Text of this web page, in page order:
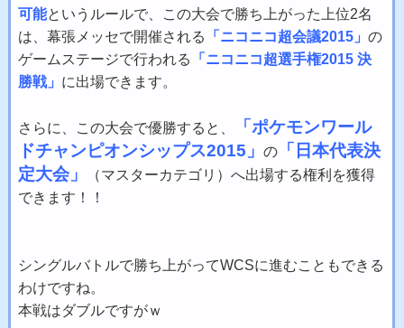
可能というルールで、この大会で勝ち上がった上位2名
は、幕張メッセで開催される
「ニコニコ超会議2015」の
ゲームステージで行われる
「ニコニコ超選手権2015 決
勝戦」 に出場できます。
さらに、この大会で優勝すると、
「ポケモンワール
ドチャンピオンシップス2015」の
「日本代表決
定大会」
（マスターカテゴリ ）へ出場する権利を獲得
できます！！
シングルバトルで勝ち上がってWCSに進むこともできる
わけですね。
本戦はダブルですがｗ